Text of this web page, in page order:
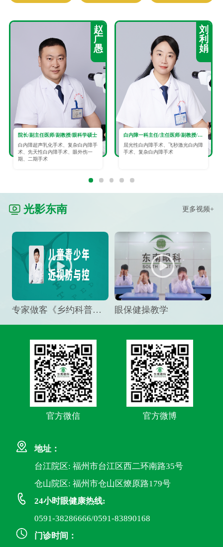
赵
广
愚
院长/副主任医师/副教授/眼科学硕士
白内障超声乳化手术、复杂白内障手
术、先天性白内障手术、眼外伤一
期、二期手术
刘
利
娟
白内障一科主任/主任医师/副教授/眼科学硕士
屈光性白内障手术、飞秒激光白内障
手术、复杂白内障手术
光影东南 更多视频+
专家做客《乡约科普》栏目，预防孩子近视竟然这么“简单” 眼保健操教学
官方微信 官方微博
地址：
台江院区: 福州市台江区西二环南路35号
仓山院区: 福州市仓山区燎原路179号
24小时眼健康热线:
0591-38286666/0591-83890168
门诊时间：